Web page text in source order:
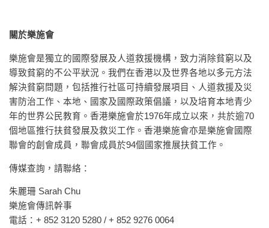
關於樂施會
樂施會是獨立的國際發展及人道救援機構，致力消除貧窮以及
導致貧窮的不公平狀況。我們在香港以及世界各地以多元方法
解決貧窮問題，包括推行社區可持續發展項目、人道救援及災
害防治工作、本地、國家及國際政策倡議，以及培育本地青少
年的世界公民教育。香港樂施會於1976年成立以來，共於逾70
個地區推行扶貧發展及救災工作。香港樂施會亦是樂施會國際
聯會的創會成員，聯會成員於94個國家推展扶貧工作。
傳媒查詢，請聯絡：
朱麗珊 Sarah Chu
樂施會傳訊幹事
電話：+ 852 3120 5280 / + 852 9276 0064